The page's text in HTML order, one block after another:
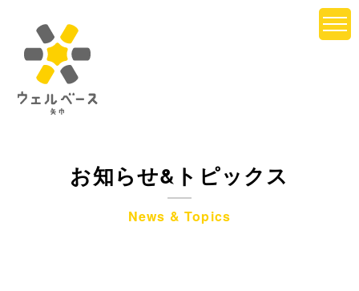
お知らせ&トピックス
News & Topics